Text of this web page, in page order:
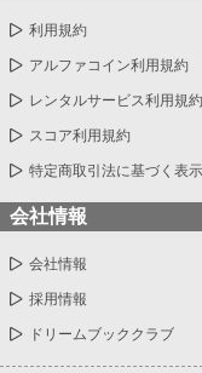
利用規約
アルファコイン利用規約
レンタルサービス利用規約
スコア利用規約
特定商取引法に基づく表示
会社情報
会社情報
採用情報
ドリームブッククラブ